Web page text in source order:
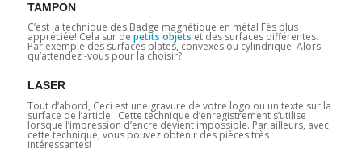
TAMPON
C’est la technique des Badge magnétique en métal Fès plus
appréciée! Cela sur de petits objets et des surfaces différentes.
Par exemple des surfaces plates, convexes ou cylindrique. Alors
qu’attendez -vous pour la choisir?
LASER
Tout d’abord, Ceci est une gravure de votre logo ou un texte sur la
surface de l’article. Cette technique d’enregistrement s’utilise
lorsque l’impression d’encre devient impossible. Par ailleurs, avec
cette technique, vous pouvez obtenir des pièces très
intéressantes!